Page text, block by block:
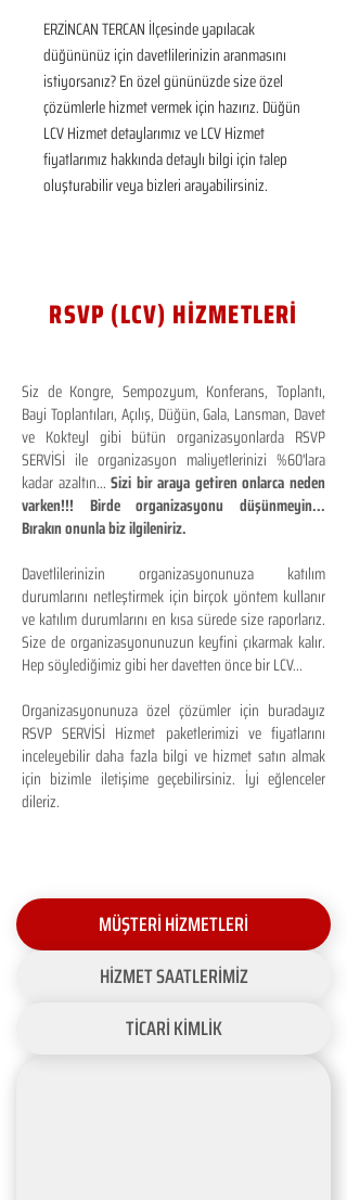
ERZİNCAN TERCAN İlçesinde yapılacak
düğününüz için davetlilerinizin aranmasını
istiyorsanız? En özel gününüzde size özel
çözümlerle hizmet vermek için hazırız. Düğün
LCV Hizmet detaylarımız ve LCV Hizmet
fiyatlarımız hakkında detaylı bilgi için talep
oluşturabilir veya bizleri arayabilirsiniz.
RSVP (LCV) HİZMETLERİ
Siz de Kongre, Sempozyum, Konferans, Toplantı,
Bayi Toplantıları, Açılış, Düğün, Gala, Lansman, Davet
ve Kokteyl gibi bütün organizasyonlarda RSVP
SERVİSİ ile organizasyon maliyetlerinizi %60'lara
kadar azaltın...Sizi bir araya getiren onlarca neden
varken!!! Birde organizasyonu düşünmeyin...
Bırakın onunla biz ilgileniriz.
Davetlilerinizin organizasyonunuza katılım
durumlarını netleştirmek için birçok yöntem kullanır
ve katılım durumlarını en kısa sürede size raporlarız.
Size de organizasyonunuzun keyfini çıkarmak kalır.
Hep söylediğimiz gibi her davetten önce bir LCV...
Organizasyonunuza özel çözümler için buradayız
RSVP SERVİSİ Hizmet paketlerimizi ve fiyatlarını
inceleyebilir daha fazla bilgi ve hizmet satın almak
için bizimle iletişime geçebilirsiniz. İyi eğlenceler
dileriz.
MÜŞTERİ HİZMETLERİ
HİZMET SAATLERİMİZ
TİCARİ KİMLİK